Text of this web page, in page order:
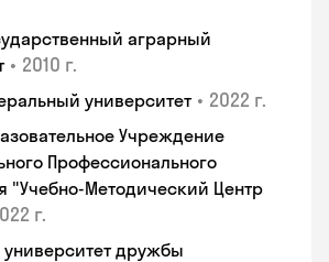
аграрный
• 2010 г.
университет • 2022 г.
Учреждение
Профессионального
"Учебно-Методический Центр
г.
дружбы